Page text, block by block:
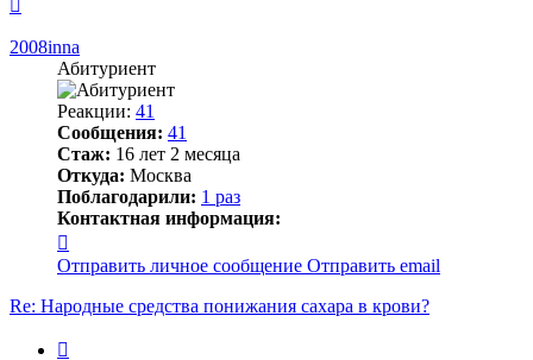
началу
2008inna
Абитуриент
Реакции: 41
Сообщения: 41
Стаж: 16 лет 2 месяца
Откуда: Москва
Поблагодарили: 1 раз
Контактная информация:
информация
пользователя
2008inna
Отправить личное сообщение Отправить email
Re: Народные средства понижания сахара в крови?